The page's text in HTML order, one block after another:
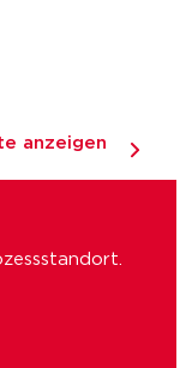
anzeigen